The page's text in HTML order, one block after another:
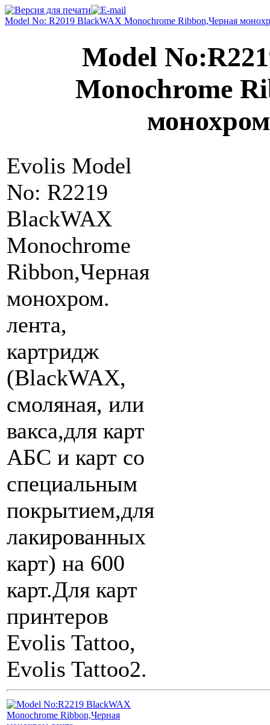
Model No: R2019 BlackWAX Monochrome Ribbon,Черная
Model
Monochrome
Evolis Model
No: R2219
BlackWAX
Monochrome
Ribbon,Черная
монохром.
лента,
картридж
(BlackWAX,
смоляная, или
вакса,для карт
АБС и карт со
специальным
покрытием,для
лакированных
карт) на 600
карт.Для карт
принтеров
Evolis Tattoo,
Evolis Tattoo2.